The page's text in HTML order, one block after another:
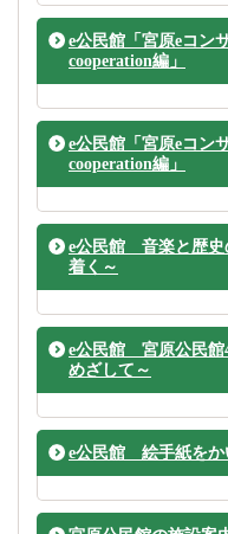
e公民館「宮原eコン
cooperation編」
e公民館「宮原eコン
cooperation編」
e公民館 音楽と歴史
着く～
e公民館 宮原公民館
めざして～
e公民館 絵手紙をか